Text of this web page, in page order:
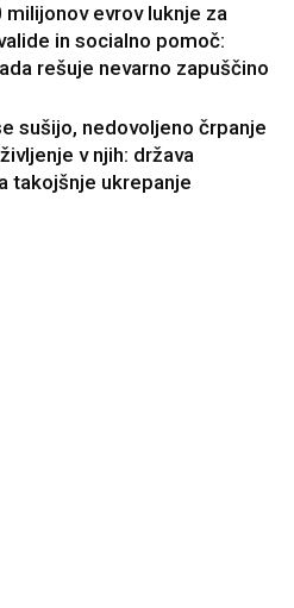
milijonov evrov luknje za
in socialno pomoč:
rešuje nevarno zapuščino
sušijo, nedovoljeno črpanje
v njih: država
takojšnje ukrepanje